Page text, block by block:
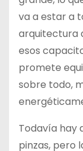
va a estar a
arquitectura
esos
promete
sobre todo,
Todavía hay
pinzas, pero